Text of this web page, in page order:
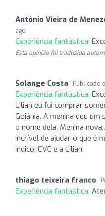
Antônio Vieira de
ago
Experiência fantástica:
Esta opinião foi traduzida
Solange Costa Publicado
Experiência fantástica:
Lilian eu fui comprar
Goiânia. A menina deu
o nome dela. Menina
incrível de ajudar o que é
indico. CVC e a Lílian.
thiago teixeira franco
Experiência fantástica: